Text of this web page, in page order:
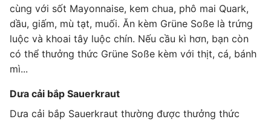
cùng với sốt Mayonnaise, kem chua, phô mai Quark,
dầu, giấm, mù tạt, muối. Ăn kèm Grüne Soße là trứng
luộc và khoai tây luộc chín. Nếu cầu kì hơn, bạn còn
có thể thưởng thức Grüne Soße kèm với thịt, cá, bánh
mì...
Dưa cải bắp Sauerkraut
Dưa cải bắp Sauerkraut thường được thưởng thức